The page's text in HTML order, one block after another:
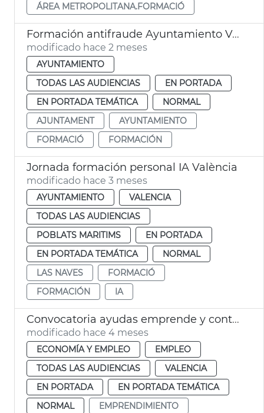
ÁREA METROPOLITANA.FORMACIÓ
Formación antifraude Ayuntamiento València
modificado hace 2 meses
AYUNTAMIENTO
TODAS LAS AUDIENCIAS
EN PORTADA
EN PORTADA TEMÁTICA
NORMAL
AJUNTAMENT
AYUNTAMIENTO
FORMACIÓ
FORMACIÓN
Jornada formación personal IA València
modificado hace 3 meses
AYUNTAMIENTO
VALENCIA
TODAS LAS AUDIENCIAS
POBLATS MARITIMS
EN PORTADA
EN PORTADA TEMÁTICA
NORMAL
LAS NAVES
FORMACIÓ
FORMACIÓN
IA
Convocatoria ayudas emprende y contrata
modificado hace 4 meses
ECONOMÍA Y EMPLEO
EMPLEO
TODAS LAS AUDIENCIAS
VALENCIA
EN PORTADA
EN PORTADA TEMÁTICA
NORMAL
EMPRENDIMIENTO